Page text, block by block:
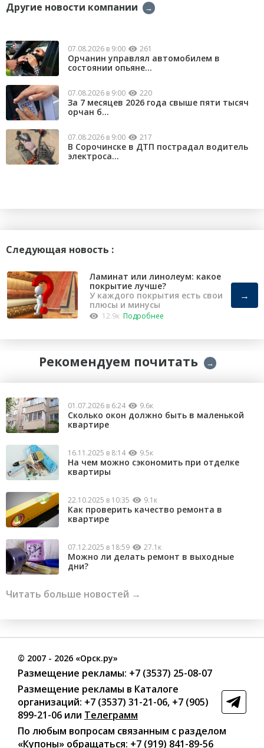
Другие новости компании →
07.08.2026 в 9:00 261
Орчанин управлял автомобилем в
состоянии опьяне...
07.08.2026 в 9:00 220
За 7 месяцев 2026 года свыше пяти тысяч
орчан б...
07.08.2026 в 9:00 217
В Сорочинске в ДТП пострадал водитель
электроса...
Следующая новость :
Ламинат или линолеум: какое
покрытие лучше?
У каждого покрытия есть свои
плюсы и минусы
12.9к Подробнее
→
Рекомендуем почитать →
01.07.2026 в 6:24 9.6к
Сколько окон должно быть в маленькой
квартире
16.11.2025 в 8:14 9.5к
На чем можно сэкономить при отделке
квартиры
22.10.2025 в 10:35 9.1к
Как проверить качество ремонта в
квартире
07.12.2025 в 18:59 27.1к
Можно ли делать ремонт в выходные
дни?
Читать больше новостей →
© 2007 - 2026 «Орск.ру»
Размещение рекламы: +7 (3537) 25-08-07
Размещение рекламы в Каталоге
организаций: +7 (3537) 31-21-06, +7 (905)
899-21-06 или Телеграмм
По любым вопросам связанным с разделом
«Купоны» обращаться: +7 (919) 841-89-56